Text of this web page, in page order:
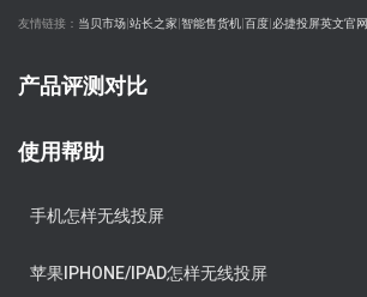
友情链接： 当贝市场 站长之家 智能售货机 百度 必捷投屏英文官网
产品评测对比
使用帮助
手机怎样无线投屏
苹果IPHONE/IPAD怎样无线投屏